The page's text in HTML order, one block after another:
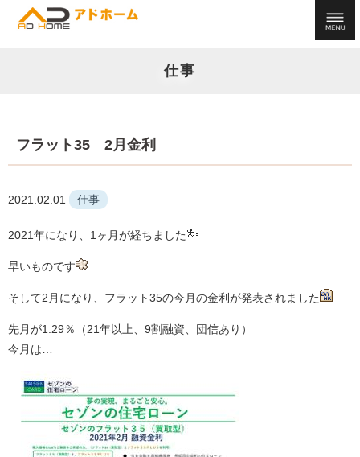
仕事
フラット35 2月金利
2021.02.01 仕事
2021年になり、1ヶ月が経ちました
早いものです
そして2月になり、フラット35の今月の金利が発表されました
先月が1.29％（21年以上、9割融資、団信あり）
今月は…